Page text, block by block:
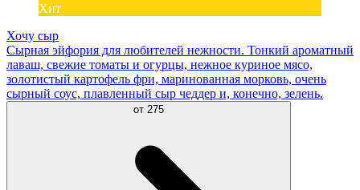
Хит
Хочу сыр
Сырная эйфория для любителей нежности. Тонкий ароматный
лаваш, свежие томаты и огурцы, нежное куриное мясо,
золотистый картофель фри, маринованная морковь, очень
сырный соус, плавленный сыр чеддер и, конечно, зелень.
от 275